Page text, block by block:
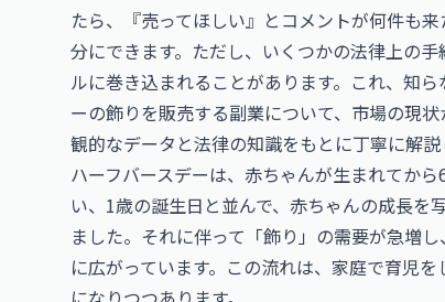
たら、『売ってほしい』とコメントが何件も
分にできます。ただし、いくつかの法律上の
ルに巻き込まれることがあります。これ、知
ーの飾りを販売する副業について、市場の現
観的なデータと法律の知識をもとに丁寧に解説
ハーフバースデーは、赤ちゃんが生まれてか
い、1歳の誕生日と並んで、赤ちゃんの成長を
ました。それに伴って「飾り」の需要が急増
に広がっています。この流れは、家庭で育児